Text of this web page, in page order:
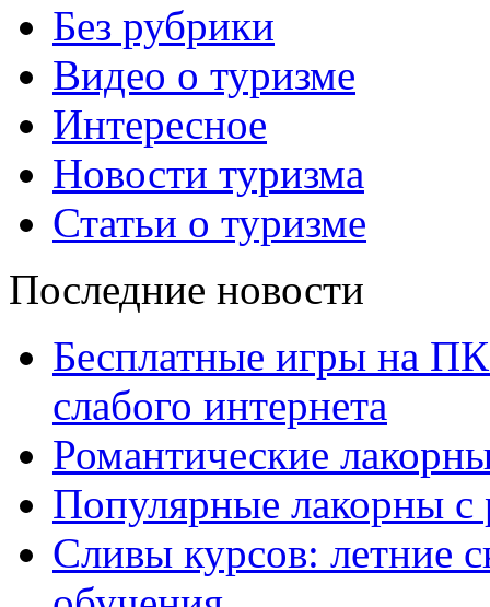
Без рубрики
Видео о туризме
Интересное
Новости туризма
Статьи о туризме
Последние новости
Бесплатные игры на
слабого интернета
Романтические
Популярные лакорны с
Сливы курсов: летние